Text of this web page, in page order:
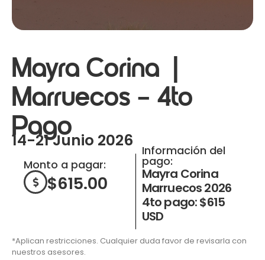
Mayra Corina |
Marruecos – 4to
Pago
14-21 Junio 2026
Monto a pagar:
$615.00
Información del
pago:
Mayra Corina
Marruecos 2026
4to pago: $615
USD
*Aplican restricciones. Cualquier duda favor de revisarla con
nuestros asesores.